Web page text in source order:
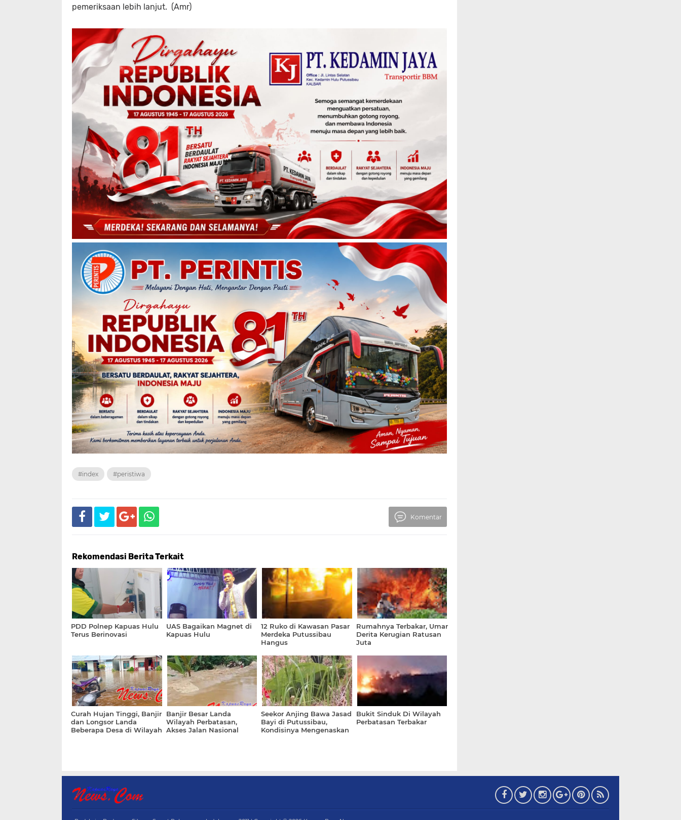
pemeriksaan lebih lanjut. (Amr)
#index #peristiwa
Komentar
Rekomendasi Berita Terkait
PDD Polnep Kapuas Hulu
Terus Berinovasi
UAS Bagaikan Magnet di
Kapuas Hulu
12 Ruko di Kawasan Pasar
Merdeka Putussibau
Hangus
Rumahnya Terbakar, Umar
Derita Kerugian Ratusan
Juta
Curah Hujan Tinggi, Banjir
dan Longsor Landa
Beberapa Desa di Wilayah
Banjir Besar Landa
Wilayah Perbatasan,
Akses Jalan Nasional
Seekor Anjing Bawa Jasad
Bayi di Putussibau,
Kondisinya Mengenaskan
Bukit Sinduk Di Wilayah
Perbatasan Terbakar